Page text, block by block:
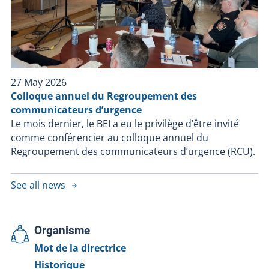
27 May 2026
Colloque annuel du Regroupement des
communicateurs d’urgence
Le mois dernier, le BEI a eu le privilège d’être invité
comme conférencier au colloque annuel du
Regroupement des communicateurs d’urgence (RCU).
See all news
Organisme
Mot de la directrice
Historique